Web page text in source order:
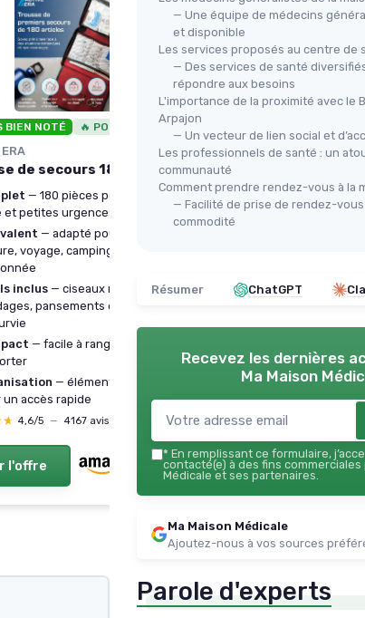
BIEN NOTÉ 🔥 POPULAIRE
de secours 180 pièces
— 180 pièces pour soins de
et petites urgences
— adapté pour maison,
voyage, camping et
inclus — ciseaux médicaux,
pansements et couverture
— facile à ranger et à
— éléments regroupés
un accès rapide
4,6/5 — 4167 avis
l'offre
Fauteuil
positions mobile
déplacements
et soins
＋ Conçu pour usage
maisons de
★★★★★
★★★★★ 10
Voir l'offre
— Une équipe de médecins
et disponible
Les services proposés au centre de
— Des services de santé
répondre aux besoins
L'importance de la proximité avec le
Arpajon
— Un vecteur de lien social et
Les professionnels de santé : un
communauté
Comment prendre rendez-vous à la
— Facilité de prise de rendez-
commodité
Résumer ChatGPT
Recevez les dernières
Ma Maison
* En remplissant ce formulaire,
contacté(e) à des fins commerciales
Médicale et ses partenaires.
Ma Maison Médicale
Ajoutez-nous à vos sources
Parole d'experts